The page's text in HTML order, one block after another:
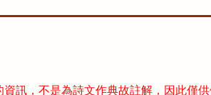
訊，不是為詩文作典故註解，因此僅供